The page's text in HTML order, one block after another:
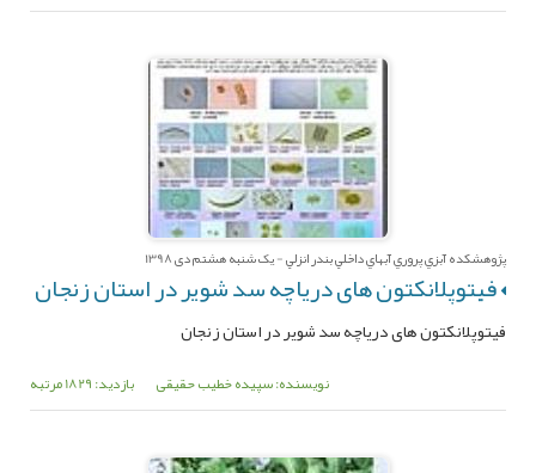
پژوهشکده آبزي پروري آبهاي داخلي بندر انزلي - یک شنبه هشتم دی 1398
فیتوپلانکتون های دریاچه سد شویر در استان زنجان
فیتوپلانکتون های دریاچه سد شویر در استان زنجان
نویسنده: سپیده خطیب حقیقی بازدید: 1829 مرتبه